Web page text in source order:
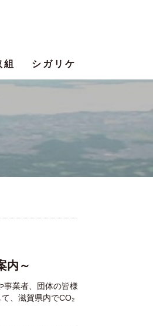
シガリケ
内～
事業者、団体の皆様
、滋賀県内でCO₂